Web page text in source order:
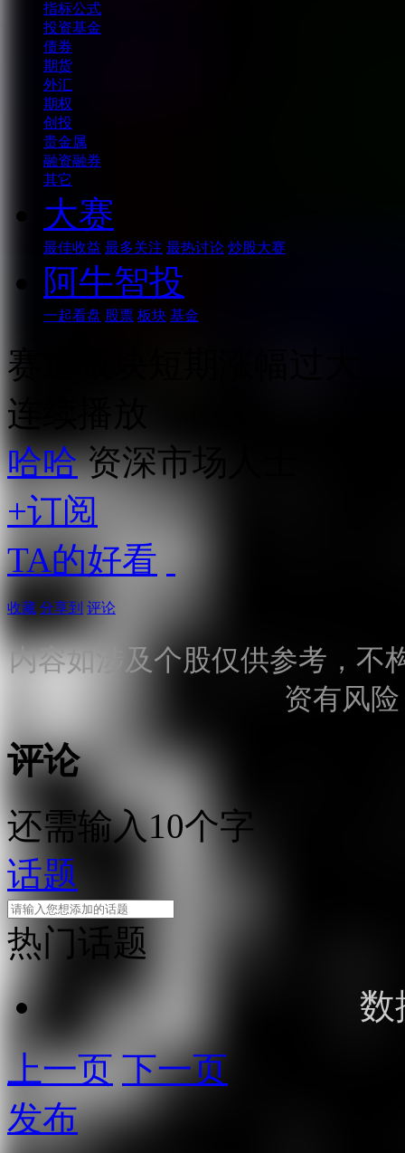
指标公式
投资基金
债券
期货
外汇
期权
创投
贵金属
融资融券
其它
大赛
最佳收益 最多关注 最热讨论 炒股大赛
阿牛智投
一起看盘 股票 板块 基金
赛道板块短期涨幅过大
连续播放
哈哈 资深市场人士
+订阅
TA的好看
收藏 分享到 评论
内容如涉及个股仅供参考，不
资有风
评论
还需输入10个字
话题
热门话题
数
上一页 下一页
发布